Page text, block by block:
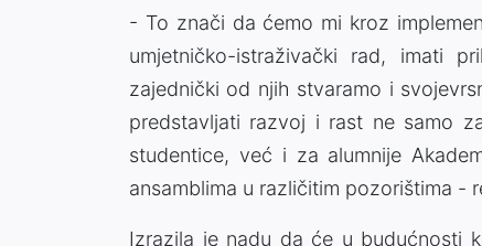
- To znači da ćemo mi kroz
umjetničko-istraživački rad, imati
zajednički od njih stvaramo i
predstavljati razvoj i rast ne samo
studentice, već i za alumnije
ansamblima u različitim pozorištima -
Izrazila je nadu da će u budućnosti